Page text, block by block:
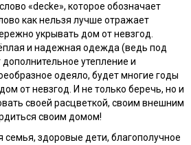
«decke», которое обозначает
как нельзя лучше отражает
укрывать дом от невзгод.
и надежная одежда (ведь под
утепление и
одеяло, будет многие годы
от невзгод. И не только беречь, но и
своей расцветкой, своим внешним
своим домом!
семья, здоровые дети, благополучное